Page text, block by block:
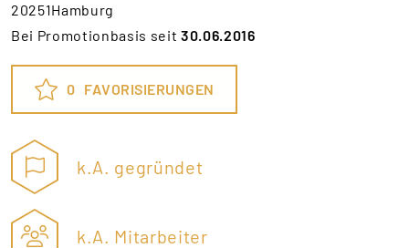
20251Hamburg
Bei Promotionbasis seit30.06.2016
0 FAVORISIERUNGEN
k.A. gegründet
k.A. Mitarbeiter